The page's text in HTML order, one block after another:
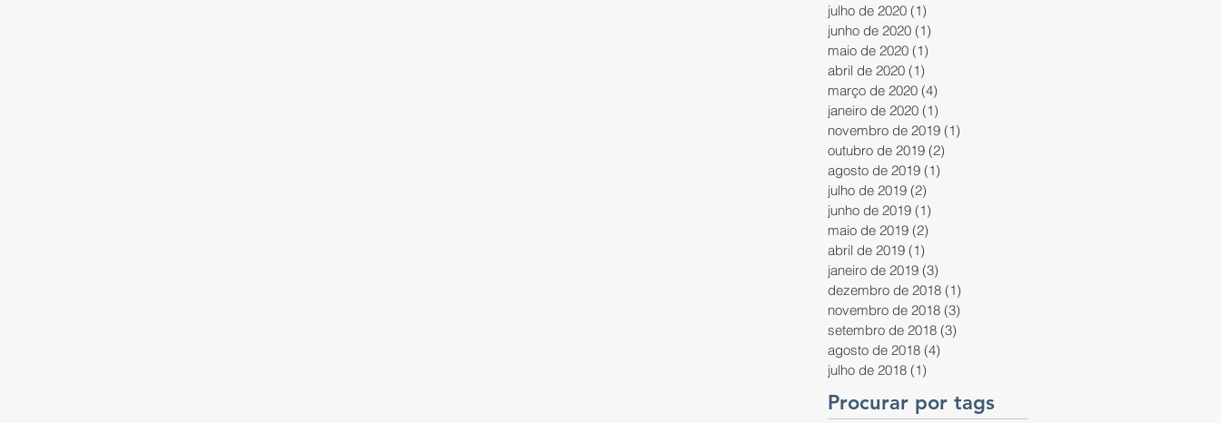
julho de 2020 (1)
junho de 2020 (1)
maio de 2020 (1)
abril de 2020 (1)
março de 2020 (4)
janeiro de 2020 (1)
novembro de 2019 (1)
outubro de 2019 (2)
agosto de 2019 (1)
julho de 2019 (2)
junho de 2019 (1)
maio de 2019 (2)
abril de 2019 (1)
janeiro de 2019 (3)
dezembro de 2018 (1)
novembro de 2018 (3)
setembro de 2018 (3)
agosto de 2018 (4)
julho de 2018 (1)
Procurar por tags